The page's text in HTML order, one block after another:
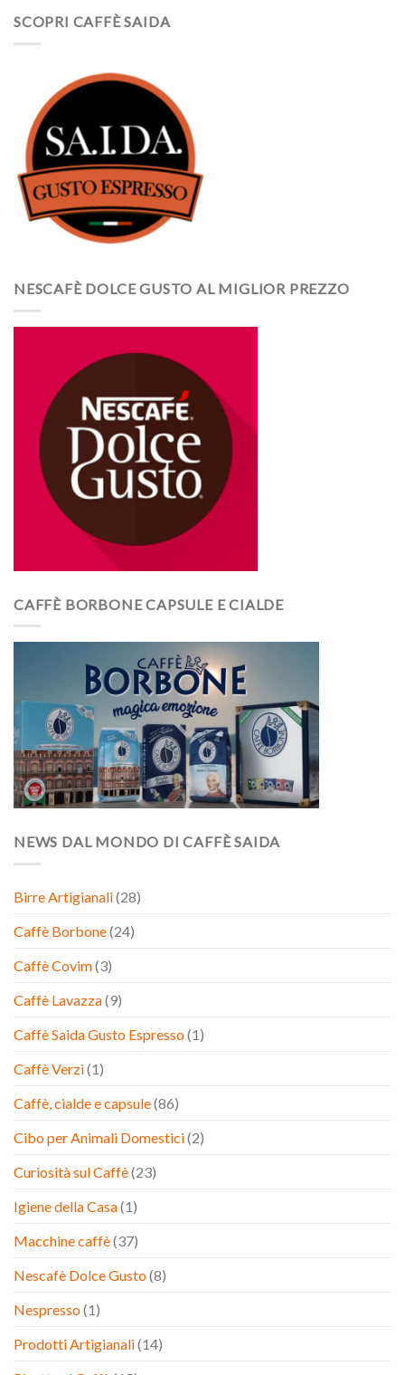
SCOPRI CAFFÈ SAIDA
NESCAFÈ DOLCE GUSTO AL MIGLIOR PREZZO
CAFFÈ BORBONE CAPSULE E CIALDE
NEWS DAL MONDO DI CAFFÈ SAIDA
Birre Artigianali(28)
Caffè Borbone(24)
Caffè Covim(3)
Caffè Lavazza(9)
Caffè Saida Gusto Espresso(1)
Caffè Verzì(1)
Caffè, cialde e capsule(86)
Cibo per Animali Domestici(2)
Curiosità sul Caffè(23)
Igiene della Casa(1)
Macchine caffè(37)
Nescafè Dolce Gusto(8)
Nespresso(1)
Prodotti Artigianali(14)